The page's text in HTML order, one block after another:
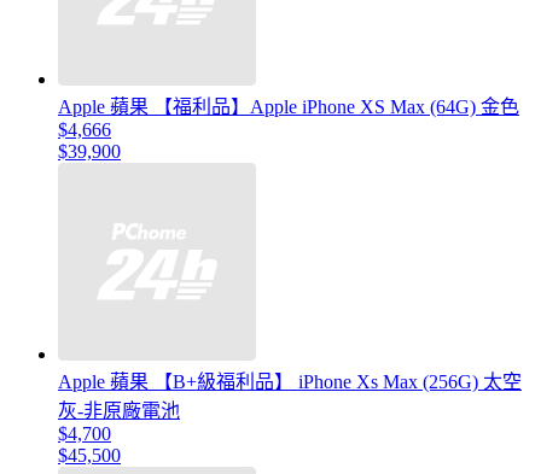
Apple 蘋果 【福利品】Apple iPhone XS Max (64G) 金色
$4,666
$39,900
Apple 蘋果 【B+級福利品】 iPhone Xs Max (256G) 太空
灰-非原廠電池
$4,700
$45,500